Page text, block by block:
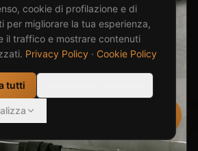
cookie di profilazione e di
per migliorare la tua esperienza,
il traffico e mostrare contenuti
Privacy Policy · Cookie Policy
tutti